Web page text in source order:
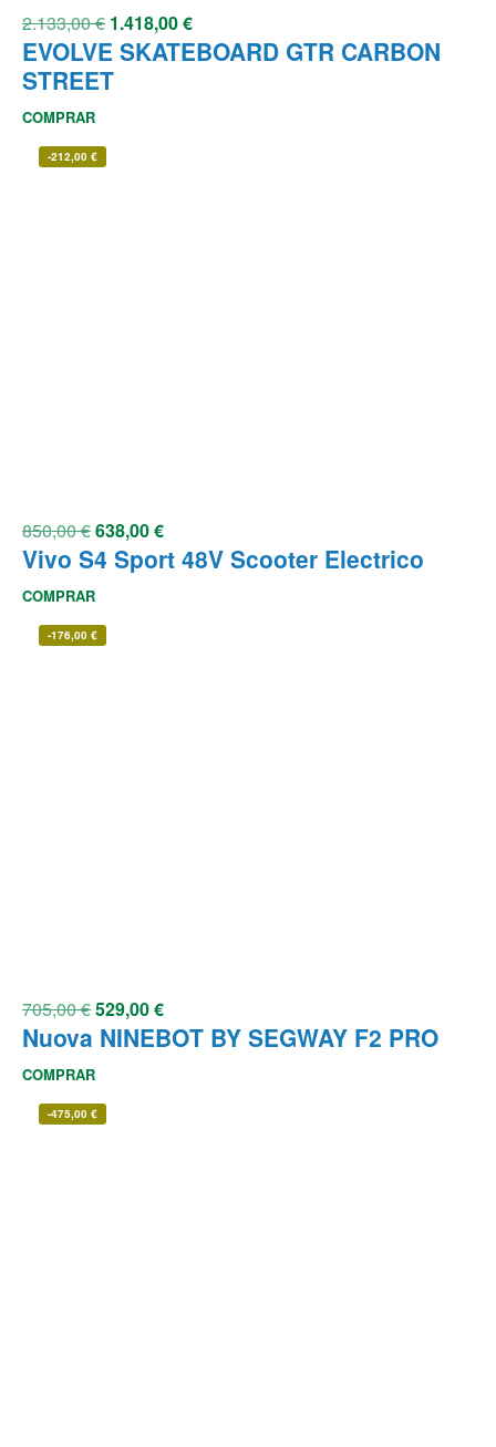
2.133,00€ 1.418,00€
EVOLVE SKATEBOARD GTR CARBON
STREET
COMPRAR
-212,00 €
850,00€638,00€
Vivo S4 Sport 48V Scooter Electrico
COMPRAR
-176,00 €
705,00€529,00€
Nuova NINEBOT BY SEGWAY F2 PRO
COMPRAR
-475,00 €